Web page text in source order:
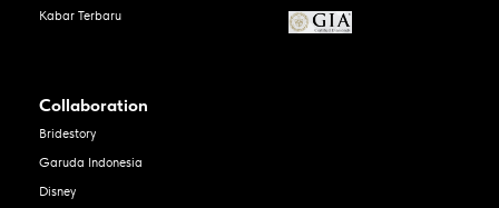
Kabar Terbaru
Collaboration
Bridestory
Garuda Indonesia
Disney